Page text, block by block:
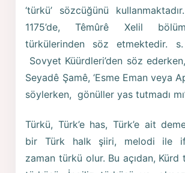
‘türkü’ sözcüğünü
1175’de, Têmûrê Xelil
türkülerinden söz etmektedir. s.
Sovyet Küürdleri’den söz
Seyadê Şamê, ‘Esme Eman veya
söylerken, gönüller yas tutmadı
Türkü, Türk’e has, Türk’e ait
bir Türk halk şiiri, melodi ile
zaman türkü olur. Bu açıdan, Kürd